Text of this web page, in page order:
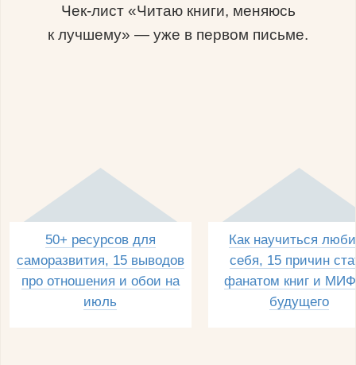
Чек-лист «Читаю книги, меняюсь
к лучшему» — уже в первом письме.
50+ ресурсов для
саморазвития, 15 выводов
про отношения и обои на
июль
Как научиться
себя, 15 причин
фанатом книг и
будущего